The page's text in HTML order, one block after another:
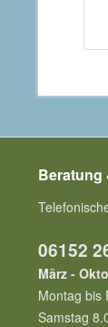
Beratung
06152
März -
Montag bis
Samstag